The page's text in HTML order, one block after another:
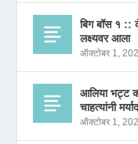
बिग बॉस १ ::
लक्ष्यवर आला
ऑक्टोबर 1,
आलिया भट्ट
चाहत्यांनी
ऑक्टोबर 1,